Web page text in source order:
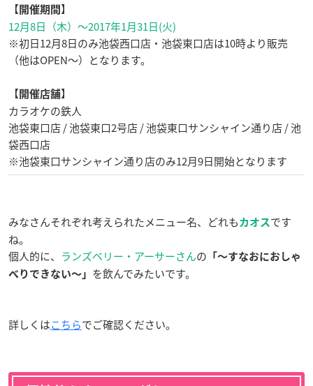
【 開催期間 】
12月8日（木）～2017年1月31日(火)
※初日12月8日のみ池袋西口店・池袋東口店は10時より販売
（他はOPEN～）となります。
【 開催店舗】
カラオケの鉄人
池袋東口店 / 池袋東口2号店 / 池袋東口サンシャイン通り店 / 池
袋西口店
※池袋東口サンシャイン通り店のみ12月9日開始となります
みなさんそれぞれ考えられたメニュー名、どれも カオス です
ね。
個人的に、 ランズベリー・アーサーさんの 「〜すなおにおしゃ
べりできない〜」 を飲んでみたいです。
詳しくはこちらでご確認ください。